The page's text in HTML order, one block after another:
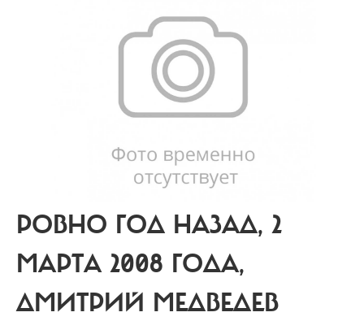
РОВНО ГОД НАЗАД, 2
МАРТА 2008 ГОДА,
ДМИТРИЙ МЕДВЕДЕВ